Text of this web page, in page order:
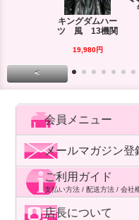
キングダムハー
ツ 風 13機関
19,980円
<
会員メニュー
メールマガジン登
ご利用ガイド
支払い方法 / 配送方法 / 会社
店長について